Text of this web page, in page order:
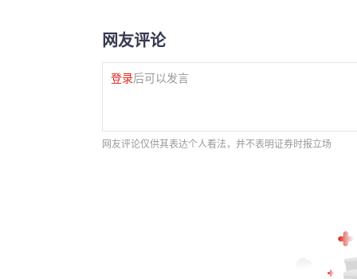
网友评论
登录后可以发言
网友评论仅供其表达个人看法，并不表明证券时报立场